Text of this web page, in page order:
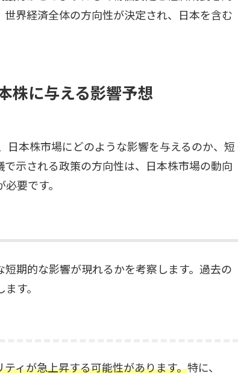
界経済全体の方向性が決定され、日本を含む
株に与える影響予想
本株市場にどのような影響を与えるのか、短
示される政策の方向性は、日本株市場の動向
要です。
期的な影響が現れるかを考察します。過去の
す。
ィが急上昇する可能性があります。特に、